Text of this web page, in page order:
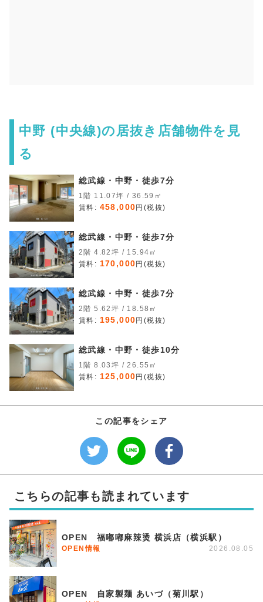
中野 (中央線)の居抜き店舗物件を見
る
総武線・中野・徒歩7分
1階 11.07坪 / 36.59㎡
賃料: 458,000 円(税抜)
総武線・中野・徒歩7分
2階 4.82坪 / 15.94㎡
賃料: 170,000 円(税抜)
総武線・中野・徒歩7分
2階 5.62坪 / 18.58㎡
賃料: 195,000 円(税抜)
総武線・中野・徒歩10分
1階 8.03坪 / 26.55㎡
賃料: 125,000 円(税抜)
この記事をシェア
こちらの記事も読まれています
OPEN 福嘟嘟麻辣烫 横浜店（横浜駅）
OPEN情報 2026.08.05
OPEN 自家製麺 あいづ（菊川駅）